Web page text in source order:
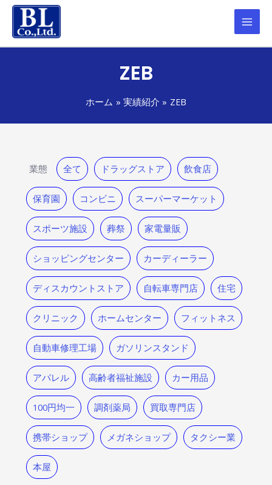
ZEB
ホーム 実績紹介 ZEB
業態 全て ドラッグストア 飲食店
保育園 コンビニ スーパーマーケット
スポーツ施設 葬祭 家電量販
ショッピングセンター カーディーラー
ディスカウントストア 自転車専門店 住宅
クリニック ホームセンター フィットネス
自動車修理工場 ガソリンスタンド
アパレル 高齢者福祉施設 カー用品
100円均一 調剤薬局 買取専門店
携帯ショップ メガネショップ タクシー業
本屋